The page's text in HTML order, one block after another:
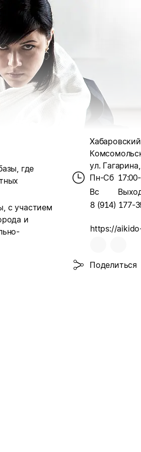
где
с участием
и
ул.
Пн-Сб
Вс
8 (914) 177-
https://
Поделиться